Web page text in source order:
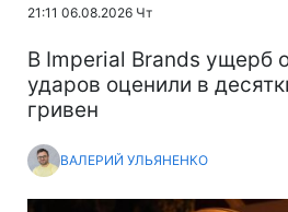
21:11 06.08.2026 Чт
В Imperial Brands ущерб
ударов оценили в
гривен
ВАЛЕРИЙ УЛЬЯНЕНКО